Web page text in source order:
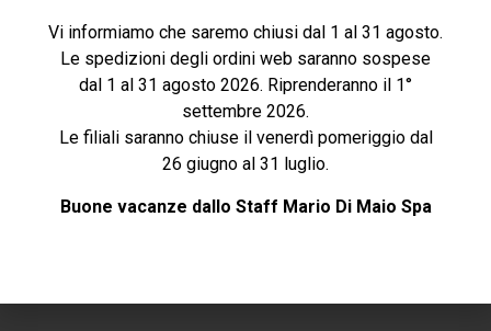
Disponibili modelli ad un posto con o senza cassetti
supplementari, a due posti con cassetti supplementari.
Ciascuna postazione comprende: sede per inserimento
stocco (1), un piano estraibile con superficie in lamiera
per saldare (2), un cassetto portautensili (3), un
ripiano scorrevole a scomparsa poggia-utensili (4), un
casseto scorrevole sagomato con fondo in lamiera di
Vi informiamo che saremo chiusi dal 1 al 31 agosto.
Le spedizioni degli ordini web saranno sospese
dal 1 al 31 agosto 2026. Riprenderanno il 1°
settembre 2026.
Le filiali saranno chiuse il venerdì pomeriggio dal
26 giugno al 31 luglio.
Buone vacanze dallo Staff Mario Di Maio Spa